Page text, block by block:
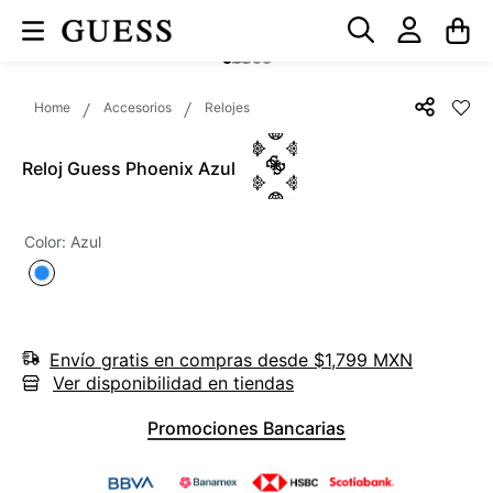
Accesorios Relojes
Reloj Guess Phoenix Azul
Color: Azul
Envío gratis en compras desde $1,799 MXN
Ver disponibilidad en tiendas
Promociones Bancarias